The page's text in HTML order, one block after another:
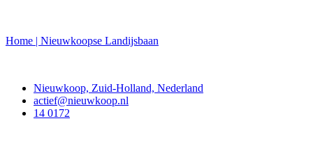
Home | Nieuwkoopse Landijsbaan
Nieuwkoop, Zuid-Holland, Nederland
actief@nieuwkoop.nl
14 0172